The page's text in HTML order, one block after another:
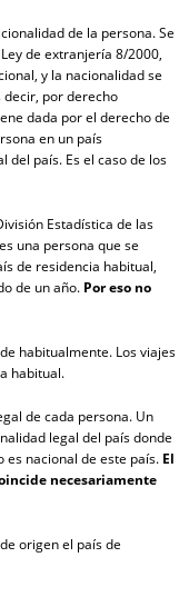
de la persona. Se
de extranjería 8/2000,
y la nacionalidad se
decir, por derecho
dada por el derecho de
en un país
del país. Es el caso de los
Estadística de las
una persona que se
de residencia habitual,
de un año. Por eso no
habitualmente. Los viajes
habitual.
de cada persona. Un
legal del país donde
es nacional de este país. El
necesariamente
origen el país de